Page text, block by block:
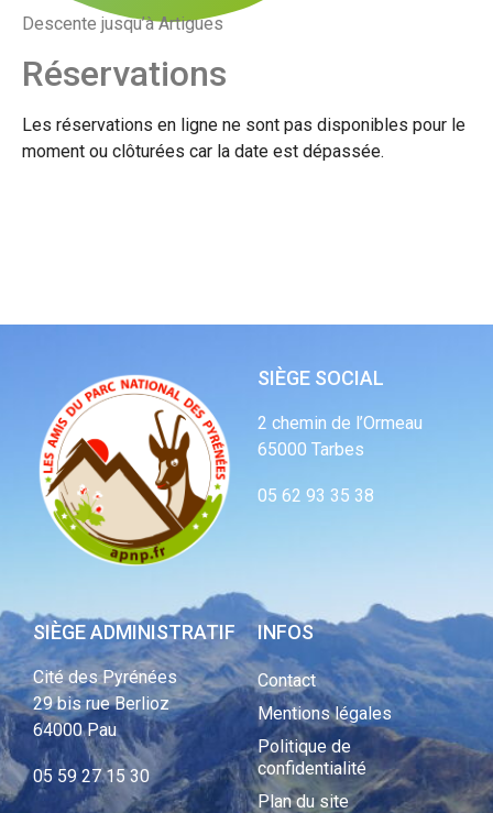
Descente jusqu’à Artigues
Réservations
Les réservations en ligne ne sont pas disponibles pour le
moment ou clôturées car la date est dépassée.
SIÈGE SOCIAL
2 chemin de l’Ormeau
65000 Tarbes
05 62 93 35 38
SIÈGE ADMINISTRATIF
Cité des Pyrénées
29 bis rue Berlioz
64000 Pau
05 59 27 15 30
INFOS
Contact
Mentions légales
Politique de
confidentialité
Plan du site